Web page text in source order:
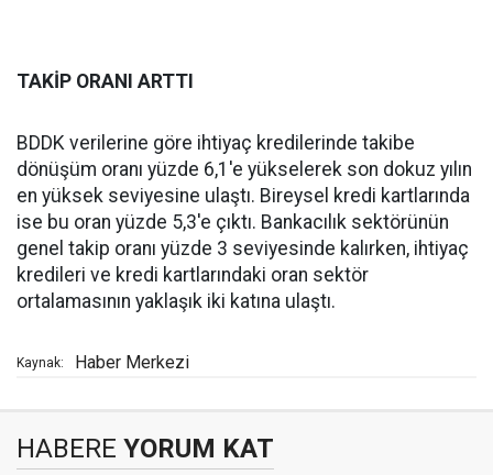
TAKİP ORANI ARTTI
BDDK verilerine göre ihtiyaç kredilerinde takibe
dönüşüm oranı yüzde 6,1'e yükselerek son dokuz yılın
en yüksek seviyesine ulaştı. Bireysel kredi kartlarında
ise bu oran yüzde 5,3'e çıktı. Bankacılık sektörünün
genel takip oranı yüzde 3 seviyesinde kalırken, ihtiyaç
kredileri ve kredi kartlarındaki oran sektör
ortalamasının yaklaşık iki katına ulaştı.
Kaynak: Haber Merkezi
HABERE YORUM KAT